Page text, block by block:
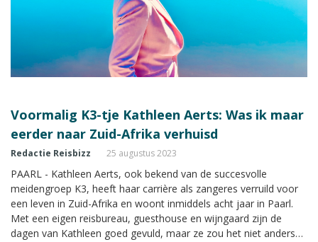
Voormalig K3-tje Kathleen Aerts: Was ik maar
eerder naar Zuid-Afrika verhuisd
Redactie Reisbizz 25 augustus 2023
PAARL - Kathleen Aerts, ook bekend van de succesvolle
meidengroep K3, heeft haar carrière als zangeres verruild voor
een leven in Zuid-Afrika en woont inmiddels acht jaar in Paarl.
Met een eigen reisbureau, guesthouse en wijngaard zijn de
dagen van Kathleen goed gevuld, maar ze zou het niet anders